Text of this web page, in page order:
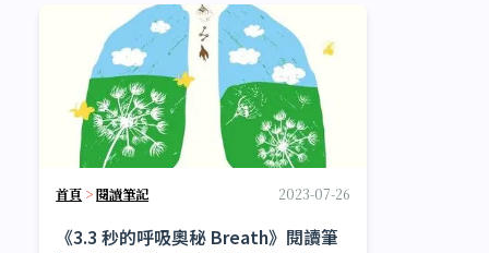
首頁 >閱讀筆記 2023-07-26
《3.3 秒的呼吸奧秘 Breath》閱讀筆